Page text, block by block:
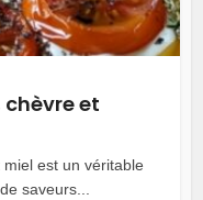
et
est un véritable
saveurs...